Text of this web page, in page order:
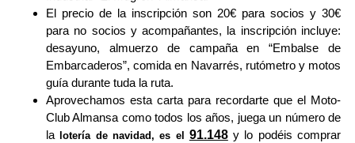
El precio de la inscripción son 20€ para socios y 30€
para no socios y acompañantes, la inscripción incluye:
desayuno, almuerzo de campaña en “Embalse de
Embarcaderos”, comida en Navarrés, rutómetro y motos
guía durante tuda la ruta.
Aprovechamos esta carta para recordarte que el Moto-
Club Almansa como todos los años, juega un número de
la lotería de navidad, es el 91.148y lo podéis comprar